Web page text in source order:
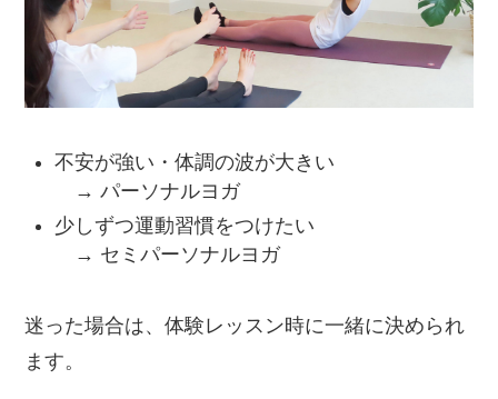
不安が強い・体調の波が大きい
→ パーソナルヨガ
少しずつ運動習慣をつけたい
→ セミパーソナルヨガ
迷った場合は、体験レッスン時に一緒に決められ
ます。